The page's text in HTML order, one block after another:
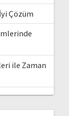
Çözüm
ile Zaman